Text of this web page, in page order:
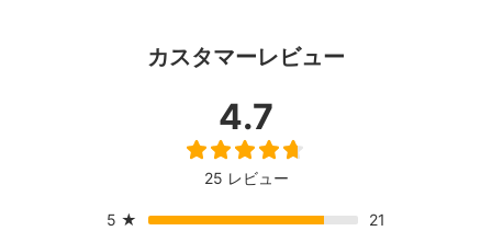
配送無料！最高でし
カスタマーレビュー
4.7
25 レビュー
5 ★
21